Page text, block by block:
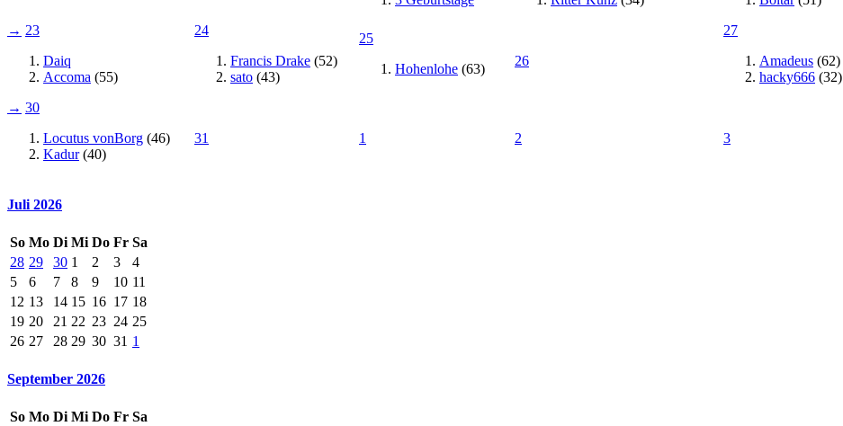
→ 23
Daiq
Accoma (55)
24
Francis Drake (52)
sato (43)
25
Hohenlohe (63)
26
27
Amadeus (62)
hacky666 (32)
→ 30
Locutus vonBorg (46)
Kadur(40)
31 1 2 3
Juli 2026
So Mo Di Mi Do Fr Sa
28 29 30 1 2 3
4
5
6 7 8 9 10 11
12 13 14 15 16 17 18
19 20 21 22 23 24 25
26 27 28 29 30 31 1
September 2026
So Mo Di Mi Do Fr Sa